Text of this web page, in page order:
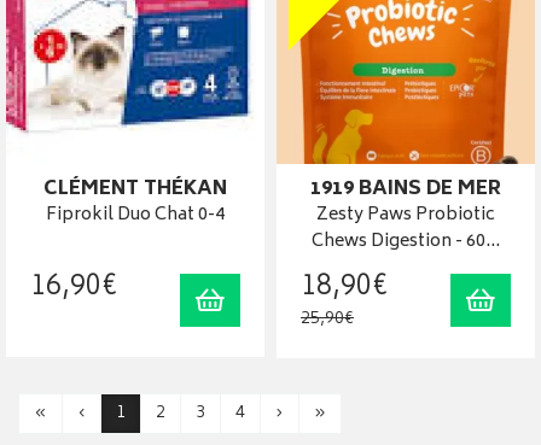
CLÉMENT THÉKAN
Fiprokil Duo Chat 0-4
16,90€ Ajouter au panier
1919 BAINS DE MER
Zesty Paws Probiotic
Chews Digestion - 60…
18,90€
25,90€
« ‹ 1 2 3 4 › »